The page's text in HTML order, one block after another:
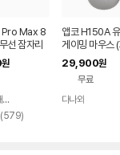
Max 8
선 잠자리
스 화이트
원
페이
가온인터내셔날
리
(579)
앱코 H150A
게이밍 마우스
트)
29,900원
무료
다나와